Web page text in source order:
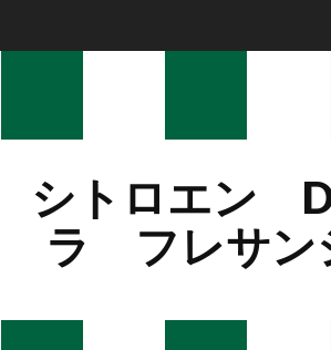
シトロエン
フレサン